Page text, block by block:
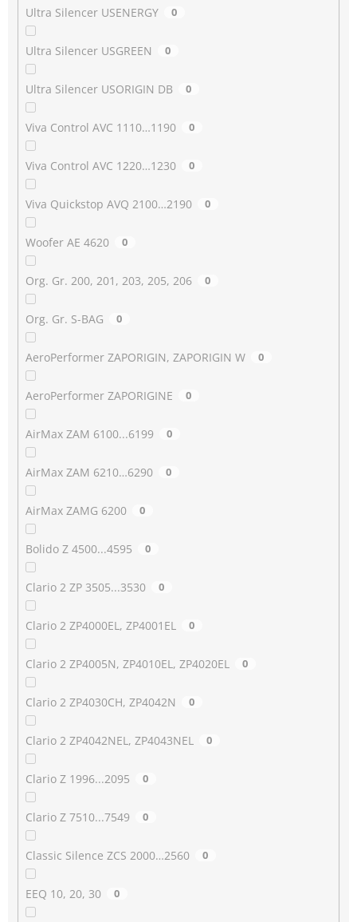
Ultra Silencer USENERGY 0
Ultra Silencer USGREEN 0
Ultra Silencer USORIGIN DB 0
Viva Control AVC 1110…1190 0
Viva Control AVC 1220…1230 0
Viva Quickstop AVQ 2100…2190 0
Woofer AE 4620 0
Org. Gr. 200, 201, 203, 205, 206 0
Org. Gr. S-BAG 0
AeroPerformer ZAPORIGIN, ZAPORIGIN W 0
AeroPerformer ZAPORIGINE 0
AirMax ZAM 6100...6199 0
AirMax ZAM 6210…6290 0
AirMax ZAMG 6200 0
Bolido Z 4500...4595 0
Clario 2 ZP 3505...3530 0
Clario 2 ZP4000EL, ZP4001EL 0
Clario 2 ZP4005N, ZP4010EL, ZP4020EL 0
Clario 2 ZP4030CH, ZP4042N 0
Clario 2 ZP4042NEL, ZP4043NEL 0
Clario Z 1996...2095 0
Clario Z 7510...7549 0
Classic Silence ZCS 2000…2560 0
EEQ 10, 20, 30 0